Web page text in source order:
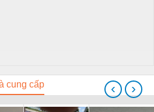
cung cấp ‹ ›